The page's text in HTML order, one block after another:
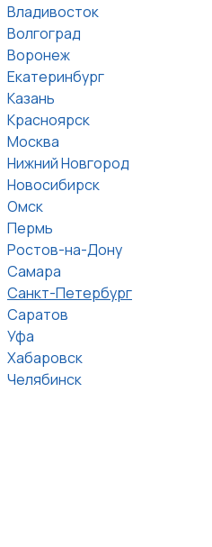
Владивосток
Волгоград
Воронеж
Екатеринбург
Казань
Красноярск
Москва
Нижний Новгород
Новосибирск
Омск
Пермь
Ростов-на-Дону
Самара
Санкт-Петербург
Саратов
Уфа
Хабаровск
Челябинск